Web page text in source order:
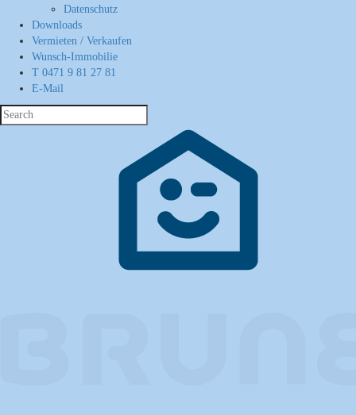
Datenschutz
Downloads
Vermieten / Verkaufen
Wunsch-Immobilie
T 0471 9 81 27 81
E-Mail